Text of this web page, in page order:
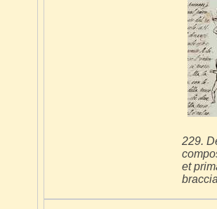
229.
et
braccia